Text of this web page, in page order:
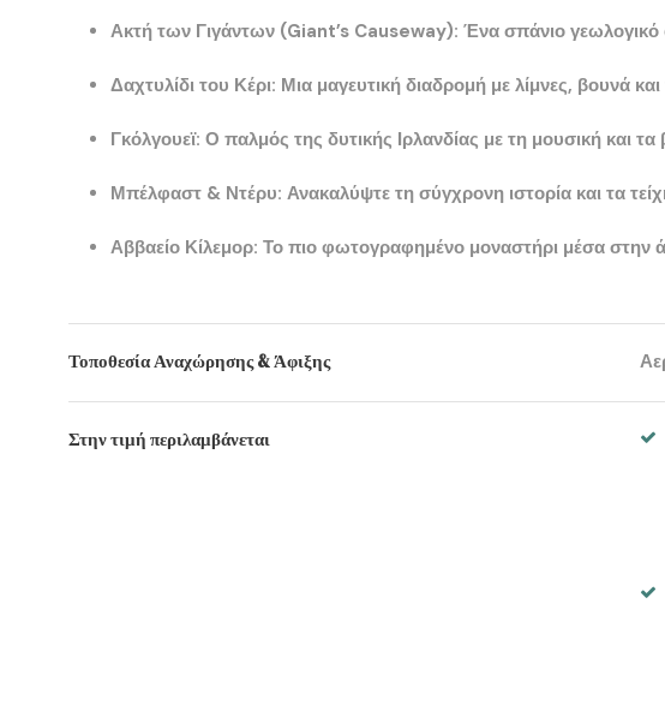
Ακτή των Γιγάντων (Giant’s Causeway): Ένα σπάνιο γεωλογικό
Δαχτυλίδι του Κέρι: Μια μαγευτική διαδρομή με λίμνες, βουνά
Γκόλγουεϊ: Ο παλμός της δυτικής Ιρλανδίας με τη μουσική και τα
Μπέλφαστ & Ντέρυ: Ανακαλύψτε τη σύγχρονη ιστορία και τα
Αββαείο Κίλεμορ: Το πιο φωτογραφημένο μοναστήρι μέσα στην
Τοποθεσία Αναχώρησης & Άφιξης
Στην τιμή περιλαμβάνεται